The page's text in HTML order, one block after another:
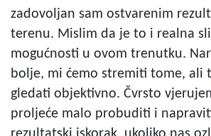
zadovoljan sam ostvarenim
terenu. Mislim da je to i realna
mogućnosti u ovom trenutku.
bolje, mi ćemo stremiti tome, ali
gledati objektivno. Čvrsto
proljeće malo probuditi i